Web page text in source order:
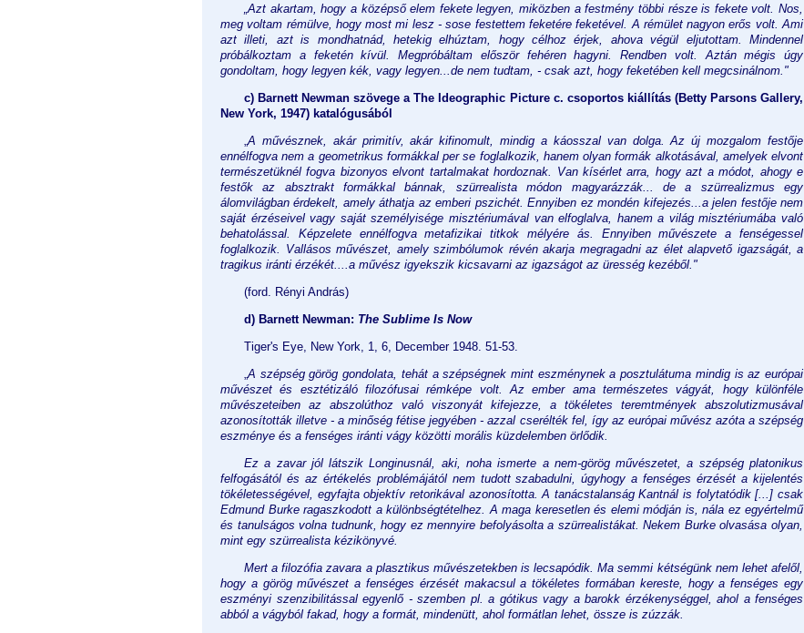
„Azt akartam, hogy a középső elem fekete legyen, miközben a festmény többi része is fekete volt. Nos,
meg voltam rémülve, hogy most mi lesz - sose festettem feketére feketével. A rémület nagyon erős volt. Ami
azt illeti, azt is mondhatnád, hetekig elhúztam, hogy célhoz érjek, ahova végül eljutottam. Mindennel
próbálkoztam a feketén kívül. Megpróbáltam először fehéren hagyni. Rendben volt. Aztán mégis úgy
gondoltam, hogy legyen kék, vagy legyen...de nem tudtam, - csak azt, hogy feketében kell megcsinálnom."
c) Barnett Newman szövege a The Ideographic Picture c. csoportos kiállítás (Betty Parsons Gallery,
New York, 1947) katalógusából
A művésznek, akár primitív, akár kifinomult, mindig a káosszal van dolga. Az új mozgalom festője
ennélfogva nem a geometrikus formákkal per se foglalkozik, hanem olyan formák alkotásával, amelyek elvont
természetüknél fogva bizonyos elvont tartalmakat hordoznak. Van kísérlet arra, hogy azt a módot, ahogy e
festők az absztrakt formákkal bánnak, szürrealista módon magyarázzák... de a szürrealizmus egy
álomvilágban érdekelt, amely áthatja az emberi pszichét. Ennyiben ez mondén kifejezés...a jelen festője nem
saját érzéseivel vagy saját személyisége misztériumával van elfoglalva, hanem a világ misztériumába való
behatolással. Képzelete ennélfogva metafizikai titkok mélyére ás. Ennyiben művészete a fenségessel
foglalkozik. Vallásos művészet, amely szimbólumok révén akarja megragadni az élet alapvető igazságát, a
tragikus iránti érzékét....a művész igyekszik kicsavarni az igazságot az üresség kezéből."
(ford. Rényi András)
d) Barnett Newman: The Sublime Is Now
Tiger's Eye, New York, 1, 6, December 1948. 51-53.
A szépség görög gondolata, tehát a szépségnek mint eszménynek a posztulátuma mindig is az európai
művészet és esztétizáló filozófusai rémképe volt. Az ember ama természetes vágyát, hogy különféle
művészeteiben az abszolúthoz való viszonyát kifejezze, a tökéletes teremtmények abszolutizmusával
azonosították illetve - a minőség fétise jegyében - azzal cserélték fel, így az európai művész azóta a szépség
eszménye és a fenséges iránti vágy közötti morális küzdelemben örlődik.
Ez a zavar jól látszik Longinusnál, aki, noha ismerte a nem-görög művészetet, a szépség platonikus
felfogásától és az értékelés problémájától nem tudott szabadulni, úgyhogy a fenséges érzését a kijelentés
tökéletességével, egyfajta objektív retorikával azonosította. A tanácstalanság Kantnál is folytatódik [...] csak
Edmund Burke ragaszkodott a különbségtételhez. A maga keresetlen és elemi módján is, nála ez egyértelmű
és tanulságos volna tudnunk, hogy ez mennyire befolyásolta a szürrealistákat. Nekem Burke olvasása olyan,
mint egy szürrealista kézikönyvé.
Mert a filozófia zavara a plasztikus művészetekben is lecsapódik. Ma semmi kétségünk nem lehet afelől,
hogy a görög művészet a fenséges érzését makacsul a tökéletes formában kereste, hogy a fenséges egy
eszményi szenzibilitással egyenlő - szemben pl. a gótikus vagy a barokk érzékenységgel, ahol a fenséges
abból a vágyból fakad, hogy a formát, mindenütt, ahol formátlan lehet, össze is zúzzák.